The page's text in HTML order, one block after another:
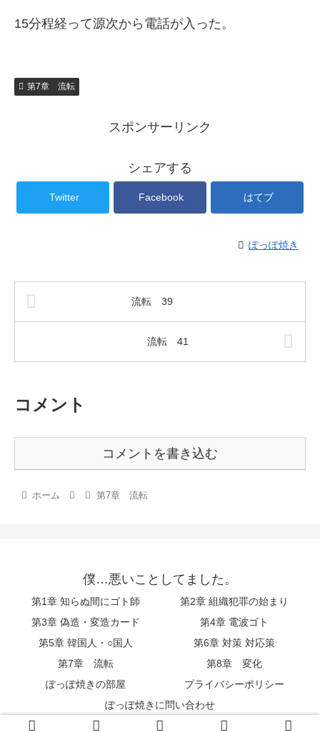
15分程経って源次から電話が入った。
第7章 流転
スポンサーリンク
シェアする
Twitter Facebook はてブ
ぽっぽ焼き
流転 39
流転 41
コメント
コメントを書き込む
ホーム 第7章 流転
僕…悪いことしてました。
第1章 知らぬ間にゴト師
第2章 組織犯罪の始まり
第3章 偽造・変造カード
第4章 電波ゴト
第5章 韓国人・○国人
第6章 対策 対応策
第7章 流転
第8章 変化
ぽっぽ焼きの部屋
プライバシーポリシー
ぽっぽ焼きに問い合わせ